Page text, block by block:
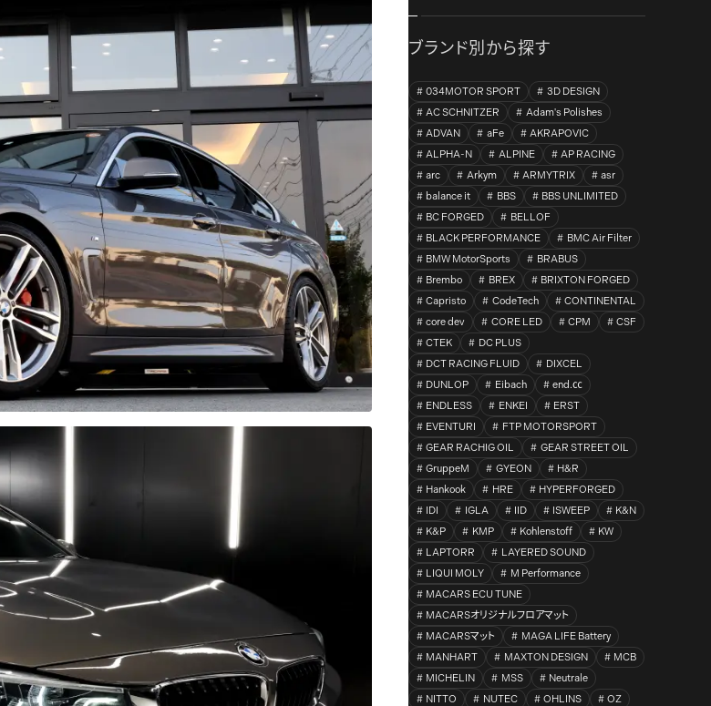
ブランド別から探す
034MOTOR SPORT
3D DESIGN
AC SCHNITZER
Adam's Polishes
ADVAN
aFe
AKRAPOVIC
ALPHA-N
ALPINE
AP RACING
arc
Arkym ARMYTRIX
asr
balance it
BBS
BBS UNLIMITED
BC FORGED
BELLOF
BLACK PERFORMANCE
BMC Air Filter
BMW MotorSports
BRABUS
Brembo
BREX
BRIXTON FORGED
Capristo
CodeTech
CONTINENTAL
core dev
CORE LED CPM
CSF
CTEK
DC PLUS
DCT RACING FLUID
DIXCEL
DUNLOP
Eibach
end.㏄
ENDLESS
ENKEI
ERST
EVENTURI
FTP MOTORSPORT
GEAR RACHIG OIL
GEAR STREET OIL
GruppeM
GYEON
H&R
Hankook
HRE
HYPERFORGED
IDI
IGLA IID ISWEEP
K&N
K&P
KMP Kohlenstoff
KW
LAPTORR
LAYERED SOUND
LIQUI MOLY
M Performance
MACARS ECU TUNE
MACARSオリジナルフロアマット
MACARSマット
MAGA LIFE Battery
MANHART
MAXTON DESIGN
MCB
MICHELIN
MSS
Neutrale
NITTO
NUTEC OHLINS OZ